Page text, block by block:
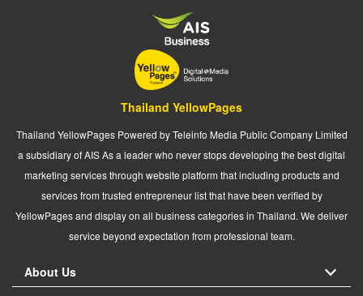
Thailand YellowPages
Thailand YellowPages Powered by Teleinfo Media Public Company Limited
a subsidiary of AIS As a leader who never stops developing the best digital
marketing services through website platform that including products and
services from trusted entrepreneur list that have been verified by
YellowPages and display on all business categories in Thailand. We deliver
service beyond expectation from professional team.
About Us